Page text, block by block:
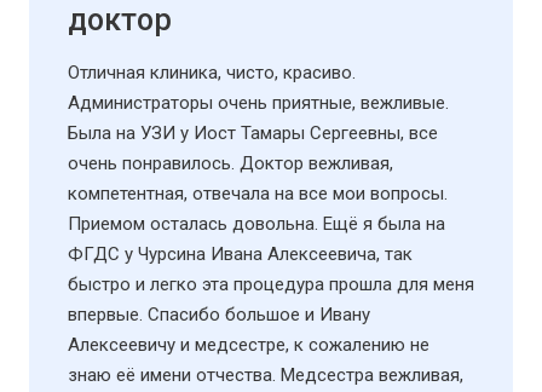
доктор
Отличная клиника, чисто, красиво.
Администраторы очень приятные, вежливые.
Была на УЗИ у Иост Тамары Сергеевны, все
очень понравилось. Доктор вежливая,
компетентная, отвечала на все мои вопросы.
Приемом осталась довольна. Ещё я была на
ФГДС у Чурсина Ивана Алексеевича, так
быстро и легко эта процедура прошла для меня
впервые. Спасибо большое и Ивану
Алексеевичу и медсестре, к сожалению не
знаю её имени отчества. Медсестра вежливая,